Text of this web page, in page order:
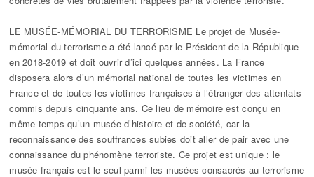
LE MUSÉE-MÉMORIAL DU TERRORISME Le projet de Musée-
mémorial du terrorisme a été lancé par le Président de la République
en 2018-2019 et doit ouvrir d’ici quelques années. La France
disposera alors d’un mémorial national de toutes les victimes en
France et de toutes les victimes françaises à l’étranger des attentats
commis depuis cinquante ans. Ce lieu de mémoire est conçu en
même temps qu’un musée d’histoire et de société, car la
reconnaissance des souffrances subies doit aller de pair avec une
connaissance du phénomène terroriste. Ce projet est unique : le
musée français est le seul parmi les musées consacrés au terrorisme